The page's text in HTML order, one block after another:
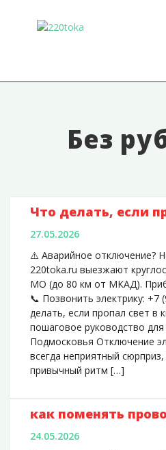
Без
Что делать, если
27.05.2026
⚠️ Аварийное отключение?
220toka.ru выезжают
МО (до 80 км от МКАД).
📞 Позвонить электрику: +7
делать, если пропал свет в
пошаговое руководство
Подмосковья Отключение
всегда неприятный
привычный ритм […]
как поменять
24.05.2026